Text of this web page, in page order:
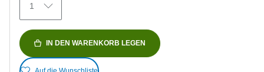
1
IN DEN WARENKORB LEGEN